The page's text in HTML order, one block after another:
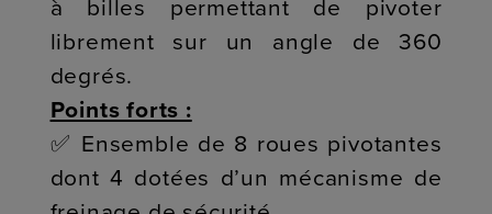
à billes permettant de pivoter
librement sur un angle de 360
degrés.
Points forts :
✅ Ensemble de 8 roues pivotantes
dont 4 dotées d’un mécanisme de